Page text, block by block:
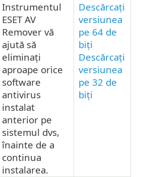
Instrumentul
ESET AV
Remover vă
ajută să
eliminați
aproape orice
software
antivirus
instalat
anterior pe
sistemul dvs,
înainte de a
continua
instalarea.
Descărcați
versiunea
pe 64 de
biți
Descărcați
versiunea
pe 32 de
biți